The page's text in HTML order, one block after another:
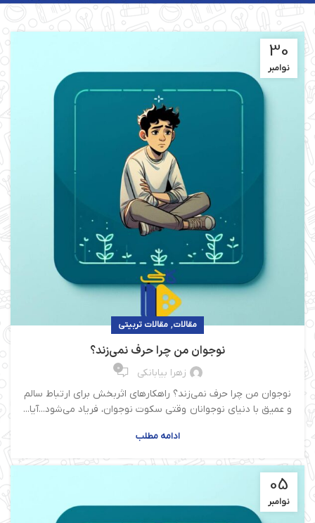
30
نوامبر
مقالات, مقالات تربیتی
نوجوان من چرا حرف نمی‌زند؟
زهرا بیابانکی 0
نوجوان من چرا حرف نمی‌زند؟ راهکارهای اثربخش برای ارتباط سالم
و عمیق با دنیای نوجوانان وقتی سکوت نوجوان، فریاد می‌شود...آیا...
ادامه مطلب
05
نوامبر